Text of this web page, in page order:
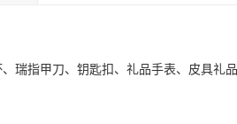
瑞指甲刀、钥匙扣、礼品手表、皮具礼